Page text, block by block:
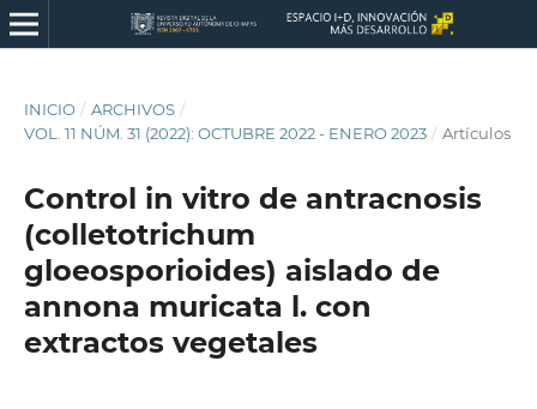
INICIO / ARCHIVOS /
VOL. 11 NÚM. 31 (2022): OCTUBRE 2022 - ENERO 2023 / Artículos
Control in vitro de antracnosis
(colletotrichum
gloeosporioides) aislado de
annona muricata l. con
extractos vegetales